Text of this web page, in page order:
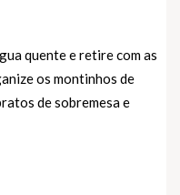
quente e retire com as
os montinhos de
de sobremesa e